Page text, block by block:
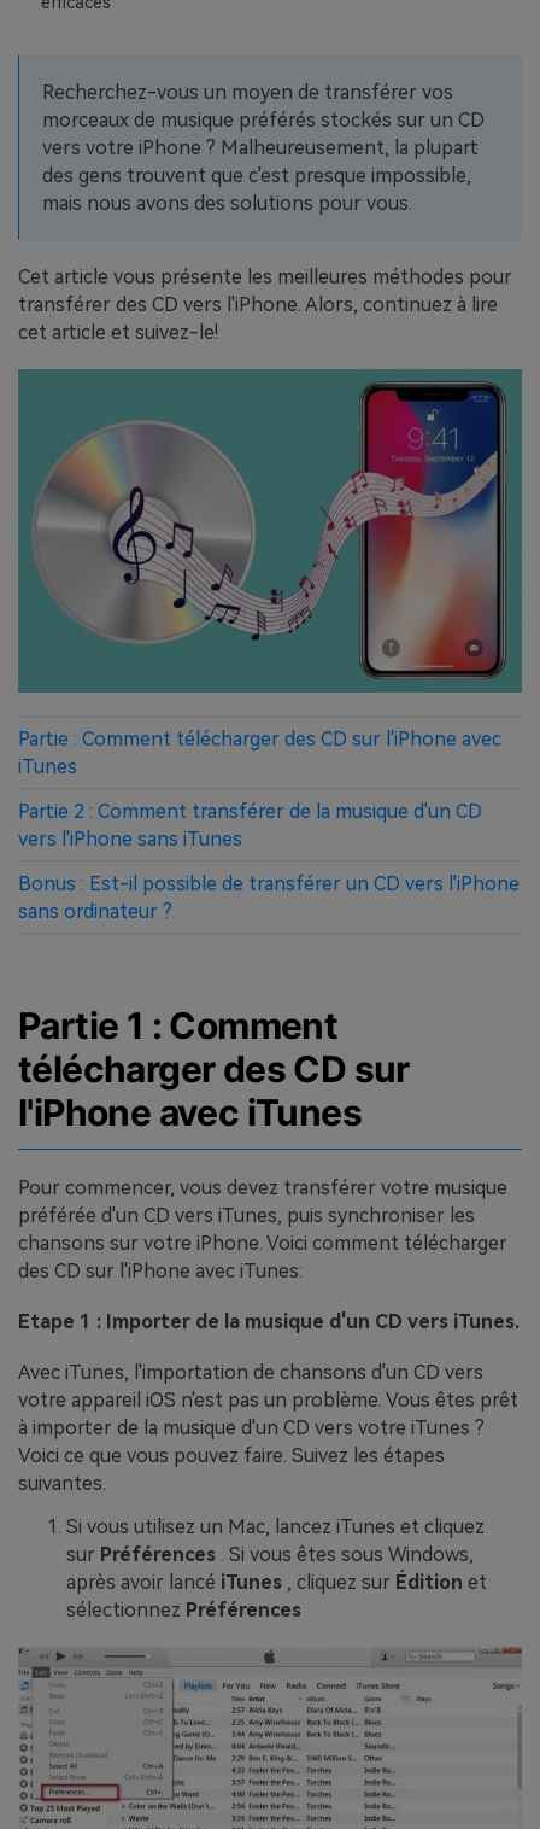
EXPLOREZ PLUS DE SUJETS
Recherchez-vous un moyen de transférer vos
morceaux de musique préférés stockés sur un CD
vers votre iPhone ? Malheureusement, la plupart
des gens trouvent que c'est presque impossible,
mais nous avons des solutions pour vous.
Cet article vous présente les meilleures méthodes pour
transférer des CD vers l'iPhone. Alors, continuez à lire
cet article et suivez-le!
Partie : Comment télécharger des CD sur l'iPhone avec
iTunes
Partie 2 : Comment transférer de la musique d'un CD
vers l'iPhone sans iTunes
Bonus : Est-il possible de transférer un CD vers l'iPhone
sans ordinateur ?
Partie 1 : Comment
télécharger des CD sur
l'iPhone avec iTunes
Pour commencer, vous devez transférer votre musique
préférée d'un CD vers iTunes, puis synchroniser les
chansons sur votre iPhone. Voici comment télécharger
des CD sur l'iPhone avec iTunes:
Etape 1 : Importer de la musique d'un CD vers iTunes.
Avec iTunes, l'importation de chansons d'un CD vers
votre appareil iOS n'est pas un problème. Vous êtes prêt
à importer de la musique d'un CD vers votre iTunes ?
Voici ce que vous pouvez faire. Suivez les étapes
suivantes.
Si vous utilisez un Mac, lancez iTunes et cliquez
sur Préférences
. Si vous êtes sous Windows,
après avoir lancé iTunes , cliquez sur Édition et
sélectionnez Préférences